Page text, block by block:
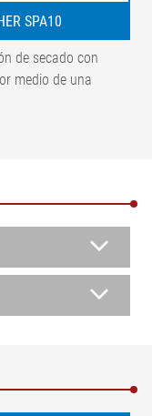
SPA10
de secado con
medio de una